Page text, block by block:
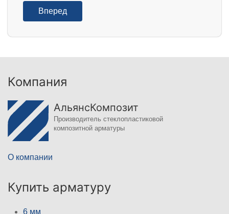
Вперед
Компания
АльянсКомпозит
Производитель стеклопластиковой
композитной арматуры
О компании
Купить арматуру
6 мм